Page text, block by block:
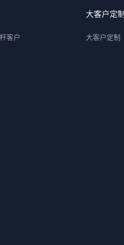
客户
大客户定制
大客户定制